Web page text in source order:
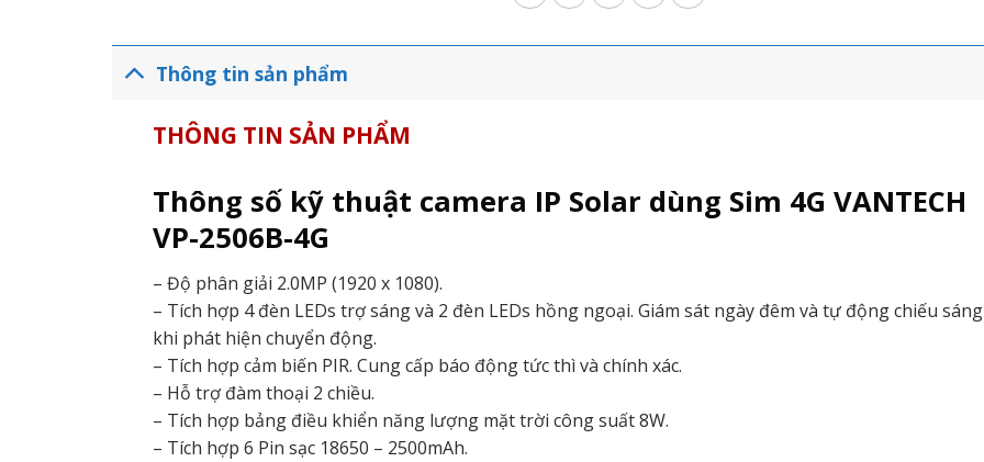
Thông tin sản phẩm
THÔNG TIN SẢN PHẨM
Thông số kỹ thuật camera IP Solar dùng Sim 4G VANTECH
VP-2506B-4G
– Độ phân giải 2.0MP (1920 x 1080).
– Tích hợp 4 đèn LEDs trợ sáng và 2 đèn LEDs hồng ngoại. Giám sát ngày đêm và tự động chiếu sáng
khi phát hiện chuyển động.
– Tích hợp cảm biến PIR. Cung cấp báo động tức thì và chính xác.
– Hỗ trợ đàm thoại 2 chiều.
– Tích hợp bảng điều khiển năng lượng mặt trời công suất 8W.
– Tích hợp 6 Pin sạc 18650 – 2500mAh.